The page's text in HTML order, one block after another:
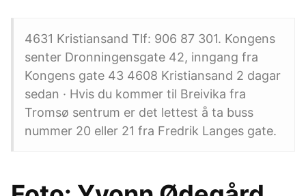
4631 Kristiansand Tlf: 906 87 301. Kongens
senter Dronningensgate 42, inngang fra
Kongens gate 43 4608 Kristiansand 2 dagar
sedan · Hvis du kommer til Breivika fra
Tromsø sentrum er det lettest å ta buss
nummer 20 eller 21 fra Fredrik Langes gate.